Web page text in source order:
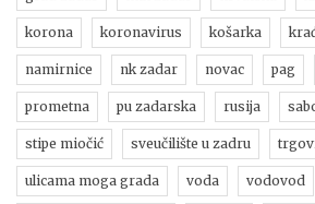
korona koronavirus košarka
namirnice nk zadar novac pag
prometna pu zadarska rusija
stipe miočić sveučilište u zadru
ulicama moga grada voda vodovod